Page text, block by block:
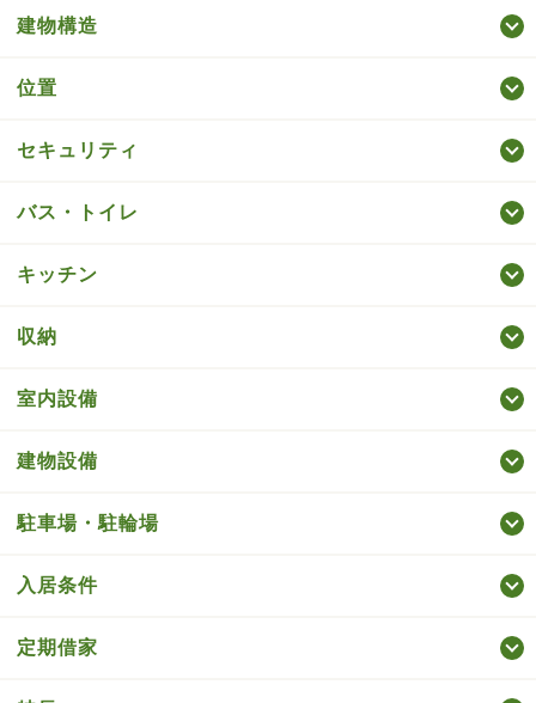
建物構造
位置
セキュリティ
バス・トイレ
キッチン
収納
室内設備
建物設備
駐車場・駐輪場
入居条件
定期借家